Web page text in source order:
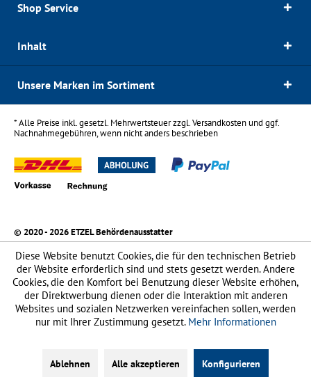
Shop Service
Inhalt
Unsere Marken im Sortiment
* Alle Preise inkl. gesetzl. Mehrwertsteuer zzgl.Versandkostenund ggf.
Nachnahmegebühren, wenn nicht anders beschrieben
© 2020 - 2026 ETZEL Behördenausstatter
Diese Website benutzt Cookies, die für den technischen Betrieb
der Website erforderlich sind und stets gesetzt werden. Andere
Cookies, die den Komfort bei Benutzung dieser Website erhöhen,
der Direktwerbung dienen oder die Interaktion mit anderen
Websites und sozialen Netzwerken vereinfachen sollen, werden
nur mit Ihrer Zustimmung gesetzt. Mehr Informationen
Ablehnen Alle akzeptieren Konfigurieren